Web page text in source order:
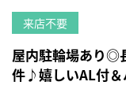
来店不要
屋内駐輪場あり◎
件♪嬉しいAL付＆